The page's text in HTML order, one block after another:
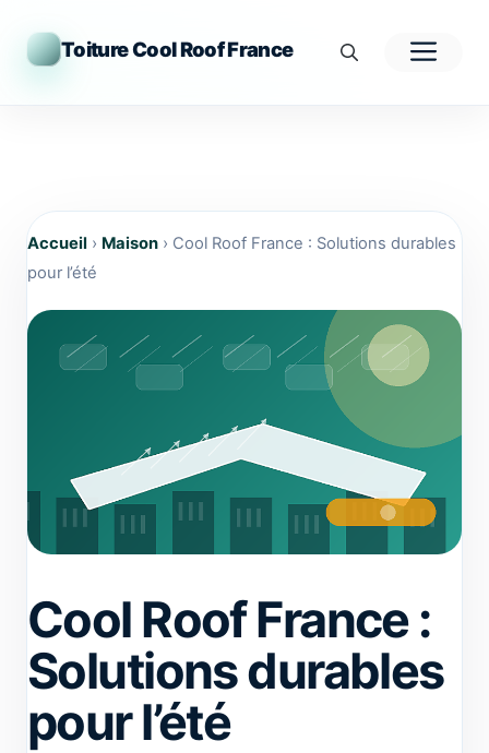
contenu
Toiture Cool Roof France
Accueil › Maison › Cool Roof France : Solutions durables
pour l’été
Cool Roof France :
Solutions durables
pour l’été